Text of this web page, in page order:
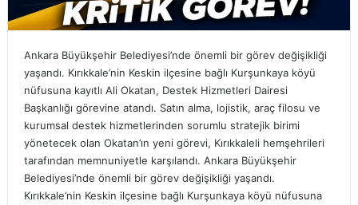
Ankara Büyükşehir Belediyesi’nde önemli bir görev değişikliği
yaşandı. Kırıkkale’nin Keskin ilçesine bağlı Kurşunkaya köyü
nüfusuna kayıtlı Ali Okatan, Destek Hizmetleri Dairesi
Başkanlığı görevine atandı. Satın alma, lojistik, araç filosu ve
kurumsal destek hizmetlerinden sorumlu stratejik birimi
yönetecek olan Okatan’ın yeni görevi, Kırıkkaleli hemşehrileri
tarafından memnuniyetle karşılandı. Ankara Büyükşehir
Belediyesi’nde önemli bir görev değişikliği yaşandı.
Kırıkkale’nin Keskin ilçesine bağlı Kurşunkaya köyü nüfusuna